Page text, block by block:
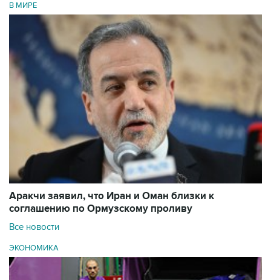
В МИРЕ
Аракчи заявил, что Иран и Оман близки к
соглашению по Ормузскому проливу
Все новости
ЭКОНОМИКА